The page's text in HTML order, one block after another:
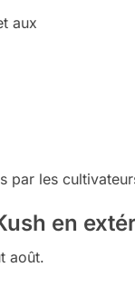
aux
les
en
août.